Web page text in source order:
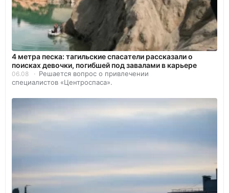
4 метра песка: тагильские спасатели рассказали о
поисках девочки, погибшей под завалами в карьере
06.08
Решается вопрос о привлечении
специалистов «Центроспаса».